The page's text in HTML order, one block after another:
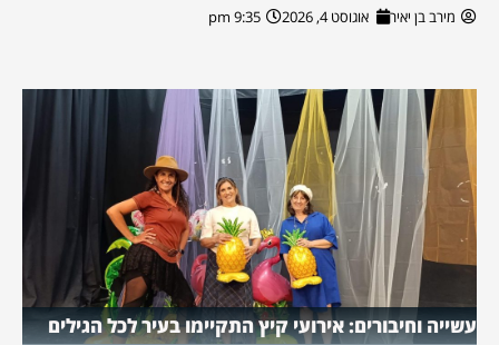
מירב בן יאיר אוגוסט 4, 2026 9:35 pm
עשייה וחיבורים: אירועי קיץ התקיימו בעיר לכל הגילים